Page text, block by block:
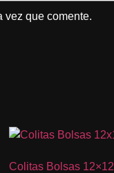
vez que comente.
Colitas Bolsas 12×12